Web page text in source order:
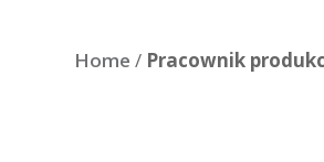
Home / Pracownik